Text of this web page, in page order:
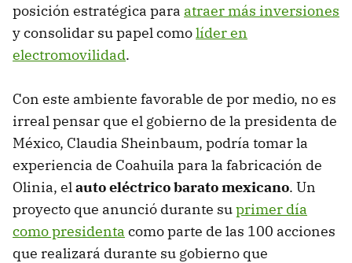
posición estratégica para atraer más inversiones
y consolidar su papel comolíder en
electromovilidad.
Con este ambiente favorable de por medio, no es
irreal pensar que el gobierno de la presidenta de
México, Claudia Sheinbaum, podría tomar la
experiencia de Coahuila para la fabricación de
Olinia, elauto eléctrico barato mexicano. Un
proyecto que anunció durante suprimer día
como presidenta como parte de las 100 acciones
que realizará durante su gobierno que